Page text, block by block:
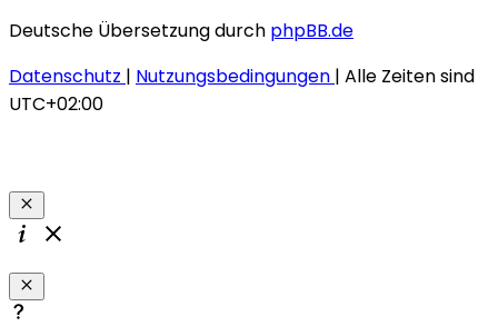
Deutsche Übersetzung durch phpBB.de
Datenschutz | Nutzungsbedingungen | Alle Zeiten sind
UTC+02:00